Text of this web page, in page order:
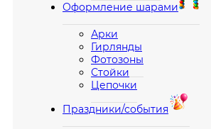
Оформление шарами
Арки
Гирлянды
Фотозоны
Стойки
Цепочки
Праздники/события